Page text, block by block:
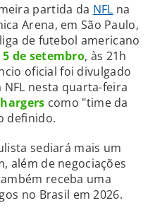
partida da NFL na
Arena, em São Paulo,
de futebol americano
5 de setembro, às 21h
oficial foi divulgado
NFL nesta quarta-feira
como "time da
definido.
sediará mais um
além de negociações
receba uma
no Brasil em 2026.